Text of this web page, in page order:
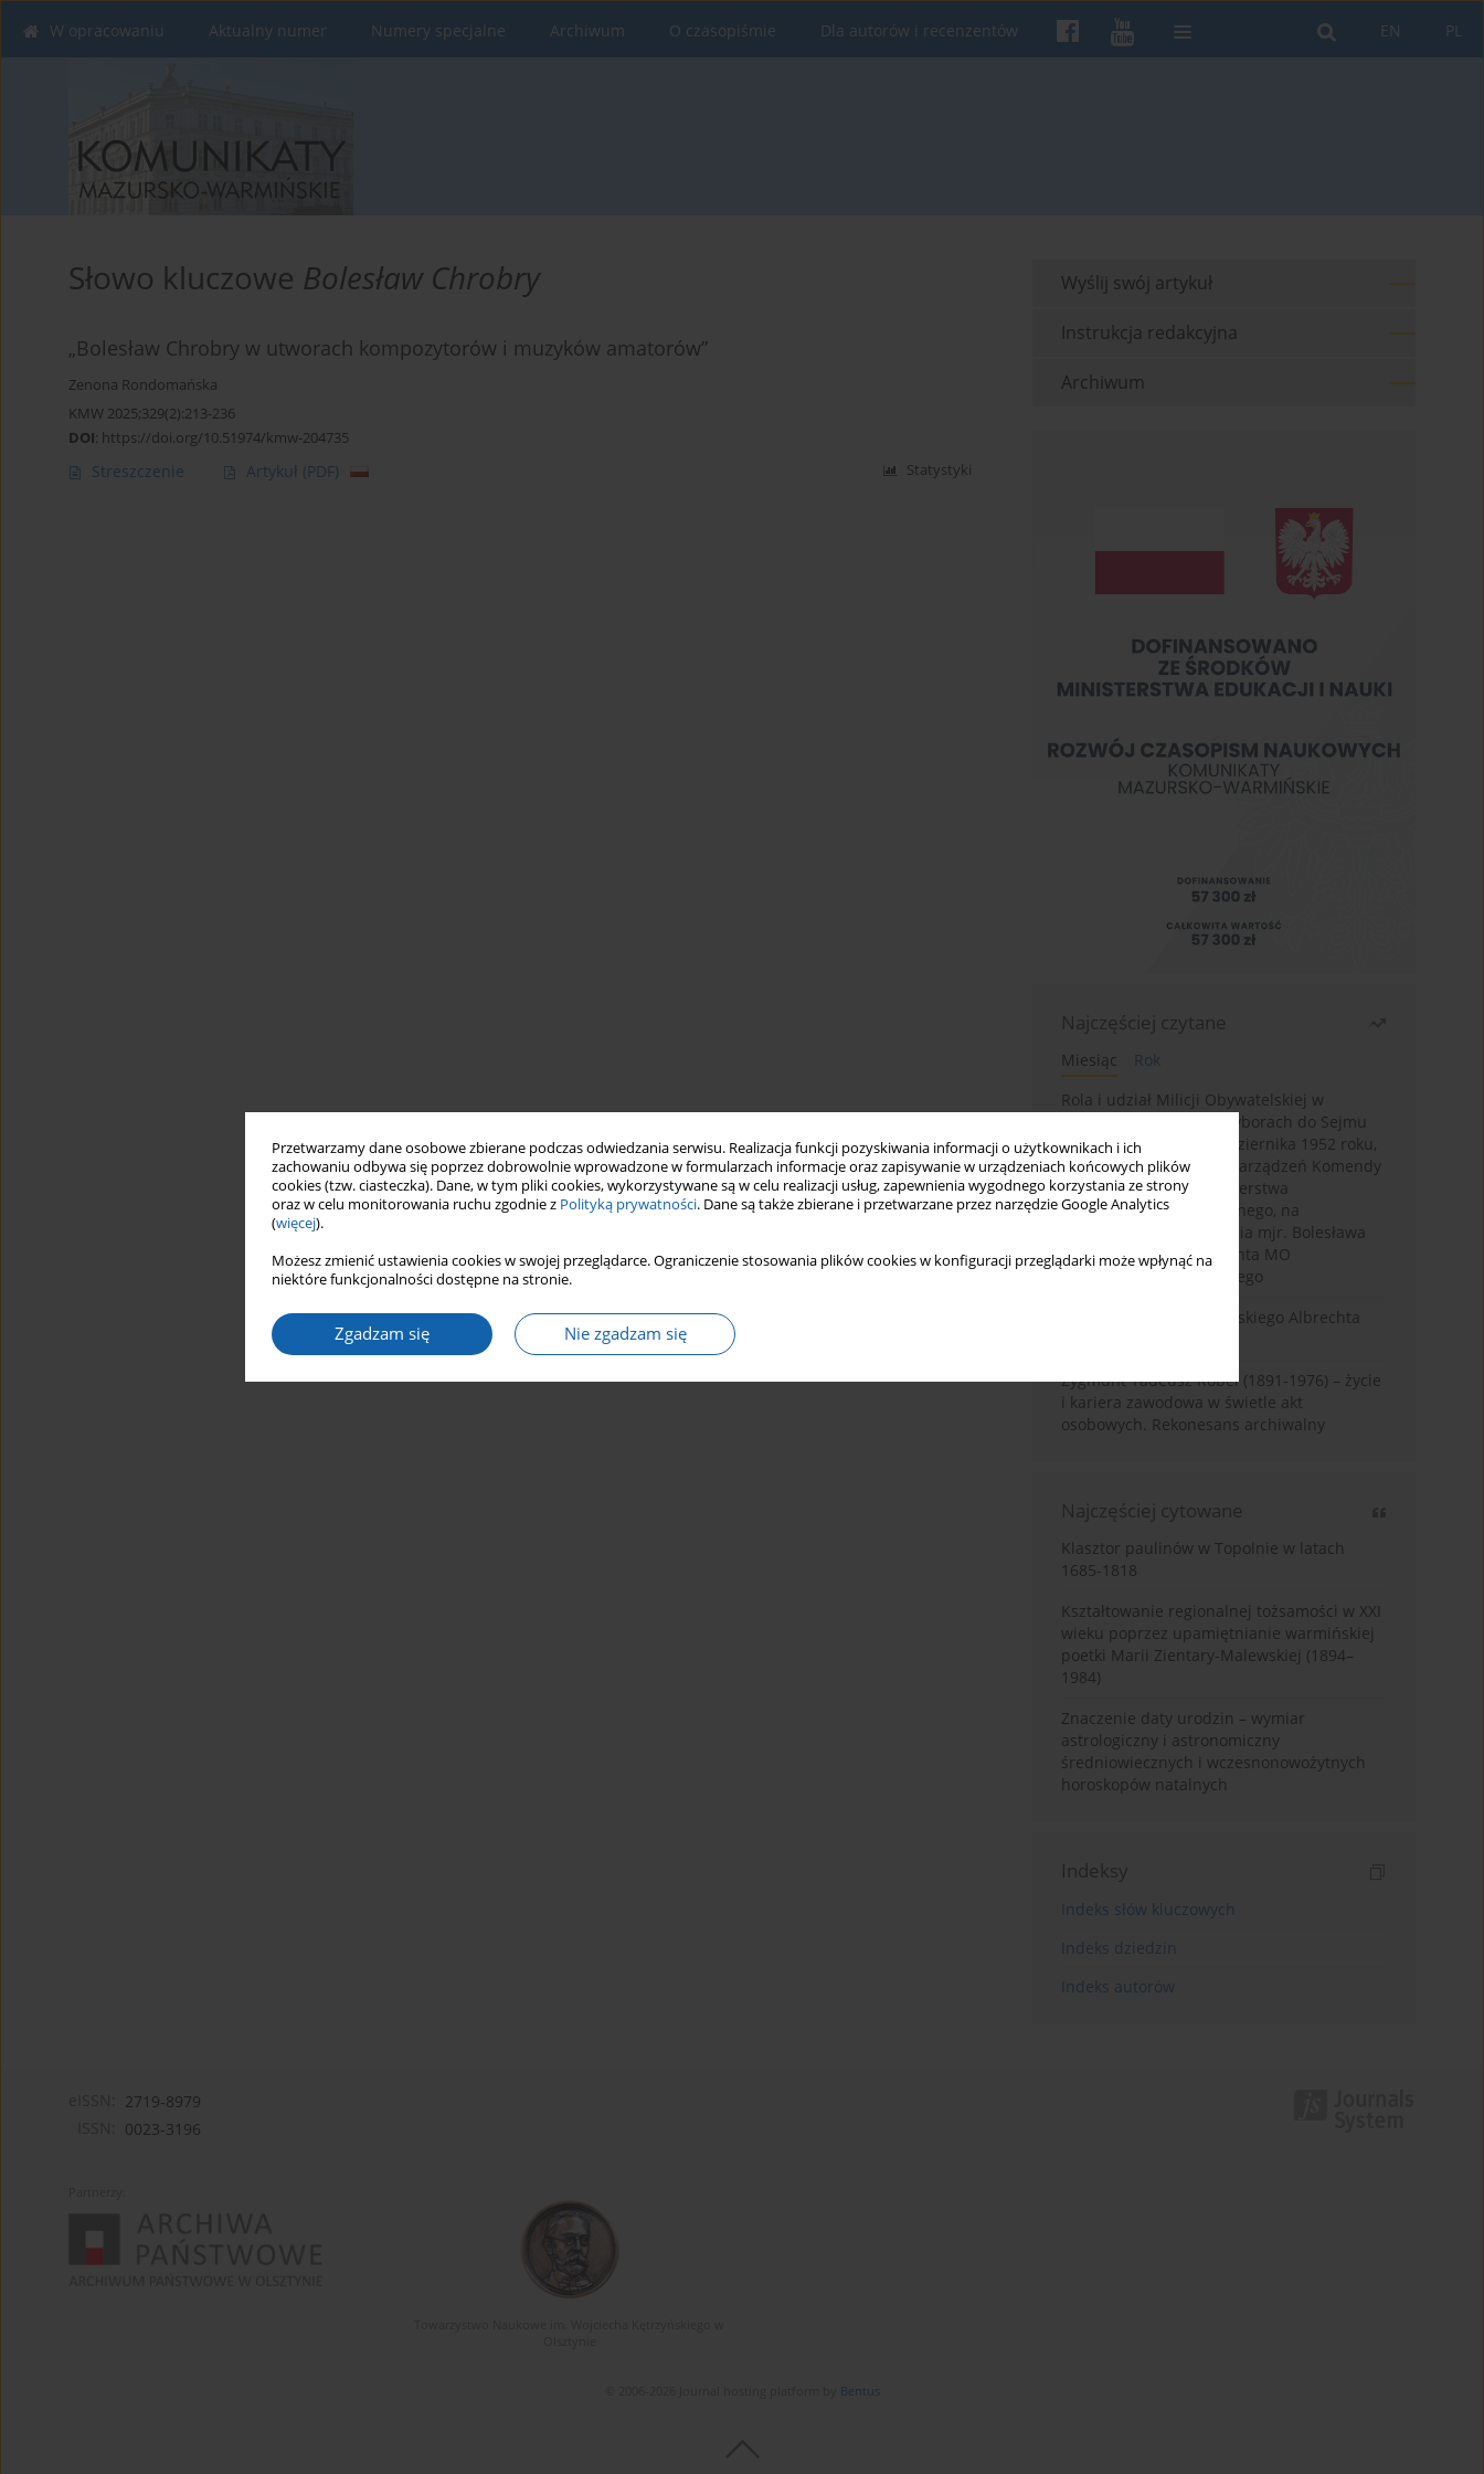
Przetwarzamy dane osobowe zbierane podczas odwiedzania serwisu. Realizacja funkcji pozyskiwania informacji o użytkownikach i ich
zachowaniu odbywa się poprzez dobrowolnie wprowadzone w formularzach informacje oraz zapisywanie w urządzeniach końcowych plików
cookies (tzw. ciasteczka). Dane, w tym pliki cookies, wykorzystywane są w celu realizacji usług, zapewnienia wygodnego korzystania ze strony
oraz w celu monitorowania ruchu zgodnie z Polityką prywatności. Dane są także zbierane i przetwarzane przez narzędzie Google Analytics
(więcej).
Możesz zmienić ustawienia cookies w swojej przeglądarce. Ograniczenie stosowania plików cookies w konfiguracji przeglądarki może wpłynąć na
niektóre funkcjonalności dostępne na stronie.
Zgadzam się Nie zgadzam się
PL
EN
W opracowaniu Aktualny numer Numery specjalne Archiwum O czasopiśmie Dla autorów i recenzentów
Słowo kluczowe Bolesław Chrobry
„Bolesław Chrobry w utworach kompozytorów i muzyków amatorów”
Zenona Rondomańska
KMW 2025;329(2):213-236
DOI: https://doi.org/10.51974/kmw-204735
Streszczenie Artykuł (PDF) Statystyki
Wyślij swój artykuł
Instrukcja redakcyjna
Archiwum
Najczęściej czytane
Miesiąc
Rok
Rola i udział Milicji Obywatelskiej w
kampanii wyborczej i wyborach do Sejmu
PRL I kadencji z 26 października 1952 roku,
w świetle wytycznych i zarządzeń Komendy
Głównej MO oraz Ministerstwa
Bezpieczeństwa Publicznego, na
przykładzie sprawozdania mjr. Bolesława
Wyszyńskiego komendanta MO
województwa olsztyńskiego
Melancholia Księcia Pruskiego Albrechta
Zygmunt Tadeusz Robel (1891-1976) – życie
i kariera zawodowa w świetle akt
osobowych. Rekonesans archiwalny
Najczęściej cytowane
Klasztor paulinów w Topolnie w latach
1685-1818
Kształtowanie regionalnej tożsamości w XXI
wieku poprzez upamiętnianie warmińskiej
poetki Marii Zientary-Malewskiej (1894–
1984)
Znaczenie daty urodzin – wymiar
astrologiczny i astronomiczny
średniowiecznych i wczesnonowożytnych
horoskopów natalnych
Indeksy
Indeks słów kluczowych
Indeks dziedzin
Indeks autorów
2719-8979
0023-3196
Bentus